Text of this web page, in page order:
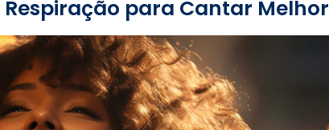
para Cantar Melhor